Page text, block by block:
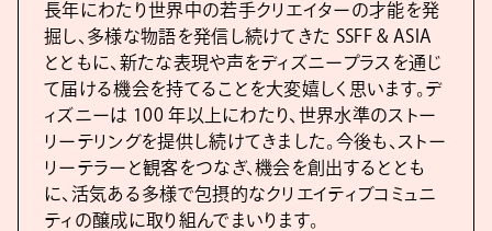
長年にわたり世界中の若手クリエイターの才能を発
掘し、多様な物語を発信し続けてきた SSFF & ASIA
とともに、新たな表現や声をディズニープラスを通じ
て届ける機会を持てることを大変嬉しく思います。デ
ィズニーは 100 年以上にわたり、世界水準のストー
リーテリングを提供し続けてきました。今後も、ストー
リーテラーと観客をつなぎ、機会を創出するととも
に、活気ある多様で包摂的なクリエイティブコミュニ
ティの醸成に取り組んでまいります。